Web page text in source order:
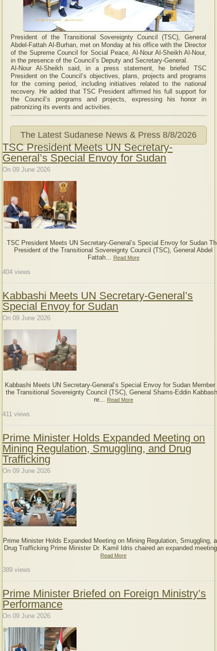
President of the Transitional Sovereignty Council (TSC), General
Abdel-Fattah Al-Burhan, met on Monday at his office with the Director
of the Supreme Council for Social Peace, Al-Nour Al-Sheikh Al-Nour,
in the presence of the Council’s Deputy and Secretary-General.
Al-Nour Al-Sheikh said, in a press statement, he briefed TSC
President on the Council’s objectives, plans, projects and programs
for the coming period, including initiatives related to the national
recovery. He added that TSC President affirmed his full support for
the Council’s programs and projects, expressing his honor in
patronizing its events and activities.
The Latest Sudanese News & Press 8/8/2026
TSC President Meets UN Secretary-
General’s Special Envoy for Sudan
On 09 June 2026
TSC President Meets UN Secretary-General’s Special Envoy for Sudan
President of the Transitional Sovereignty Council (TSC), General Abdel
Fattah...
Read More
404 views
Kabbashi Meets UN Secretary-General’s
Special Envoy for Sudan
On 09 June 2026
Kabbashi Meets UN Secretary-General’s Special Envoy for Sudan Member
the Transitional Sovereignty Council (TSC), General Shams-Eddin
re...
Read More
411 views
Prime Minister Holds Expanded Meeting on
Mining Regulation, Smuggling, and Drug
Trafficking
On 09 June 2026
Prime Minister Holds Expanded Meeting on Mining Regulation, Smuggling,
Drug Trafficking Prime Minister Dr. Kamil Idris chaired an expanded
Read More
389 views
Prime Minister Briefed on Foreign Ministry’s
Performance
On 09 June 2026